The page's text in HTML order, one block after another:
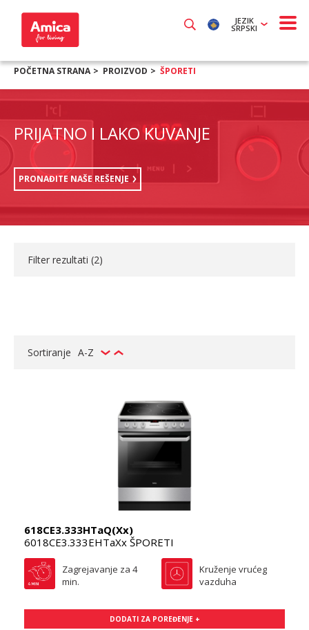
JEZIK
SRPSKI
POČETNA STRANA PROIZVOD ŠPORETI
PRIJATNO I LAKO KUVANJE
PRONAĐITE NAŠE REŠENJE
Filter rezultati (2)
Sortiranje A-Z
618CE3.333HTaQ(Xx)
6018CE3.333EHTaXx ŠPORETI
Zagrejavanje za 4
min.
Kruženje vrućeg
vazduha
DODATI ZA POREĐENJE +